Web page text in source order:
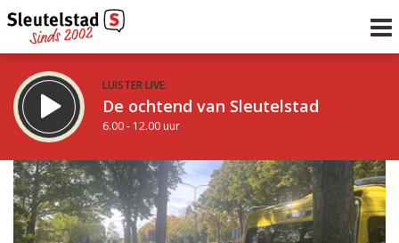
LUISTER LIVE:
De ochtend van Sleutelstad
6.00 - 12.00 uur
STRAKS:
De middag van Sleutelstad
12.00 - 18.00 uur
Vorig uur
uur 1 van 0 Volgend uur